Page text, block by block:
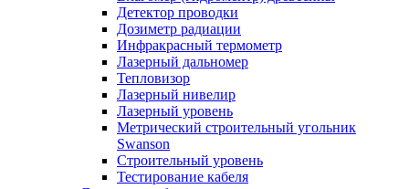
Детектор проводки
Дозиметр радиации
Инфракрасный термометр
Лазерный дальномер
Тепловизор
Лазерный нивелир
Лазерный уровень
Метрический строительный угольник
Swanson
Строительный уровень
Тестирование кабеля